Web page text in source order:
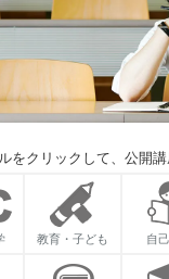
をクリックして、公開
教育・子ども 自